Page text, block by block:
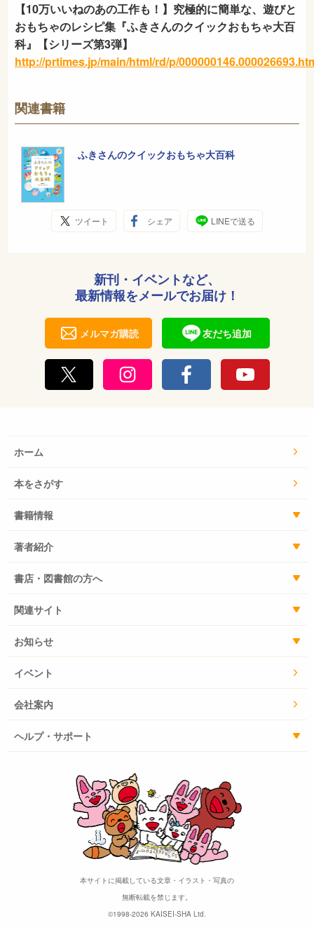
【10万いいねのあの工作も！】究極的に簡単な、遊びと
おもちゃのレシピ集『ふきさんのクイックおもちゃ大百
科』【シリーズ第3弾】
http://prtimes.jp/main/html/rd/p/
関連書籍
ふきさんのクイックおもちゃ大百科
ツイート シェア LINEで送る
新刊・イベントなど、
最新情報をメールでお届け！
メルマガ購読 友だち追加
ホーム
本をさがす
書籍情報
著者紹介
書店・図書館の方へ
関連サイト
お知らせ
イベント
会社案内
ヘルプ・サポート
本サイトに掲載している文章・イラスト・写真の
無断転載を禁じます。
©1998-2026 KAISEI-SHA Ltd.